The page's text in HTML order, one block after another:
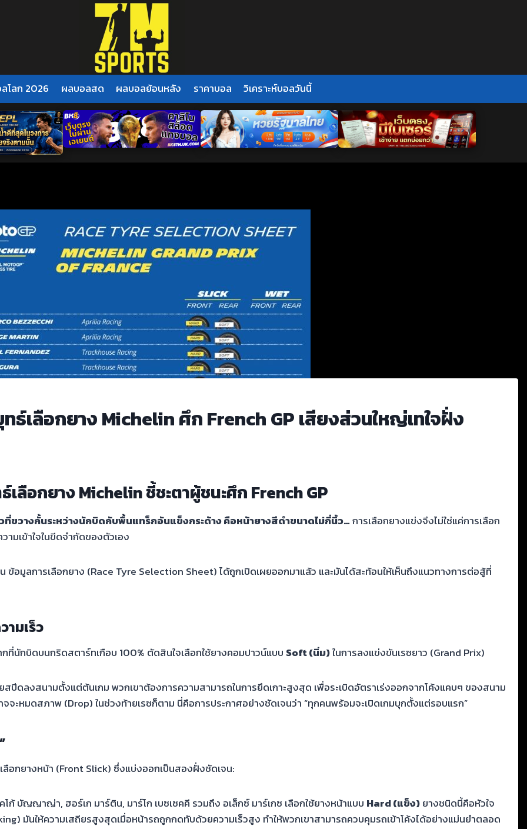
โลก 2026 ผลบอลสด ผลบอลย้อนหลัง ราคาบอล วิเคราะห์บอลวันนี้
ธ์เลือกยาง Michelin ศึก French GP เสียงส่วนใหญ่เทใจฝั่ง
เลือกยาง Michelin ชี้ชะตาผู้ชนะศึก French GP
ที่ขวางกั้นระหว่างนักบิดกับพื้นแทร็กอันแข็งกระด้าง คือหน้ายางสีดำขนาดไม่กี่นิ้ว…การเลือกยางแข่งจึงไม่ใช่แค่การเลือก
ามเข้าใจในขีดจำกัดของตัวเอง
อมูลการเลือกยาง (Race Tyre Selection Sheet) ได้ถูกเปิดเผยออกมาแล้ว และมันได้สะท้อนให้เห็นถึงแนวทางการต่อสู้ที่
มเร็ว
ที่นักบิดบนกริดสตาร์ทเกือบ 100% ตัดสินใจเลือกใช้ยางคอมปาวน์แบบ Soft (นิ่ม)ในการลงแข่งขันเรซยาว (Grand Prix)
ปีดลงสนามตั้งแต่ต้นเกม พวกเขาต้องการความสามารถในการยึดเกาะสูงสุด เพื่อระเบิดอัตราเร่งออกจากโค้งแคบๆ ของสนาม
จะหมดสภาพ (Drop) ในช่วงท้ายเรซก็ตาม นี่คือการประกาศอย่างชัดเจนว่า “ทุกคนพร้อมจะเปิดเกมบุกตั้งแต่รอบแรก”
อกยางหน้า (Front Slick) ซึ่งแบ่งออกเป็นสองฝั่งชัดเจน:
ก้ บัญญาญ่า, ฮอร์เก มาร์ติน, มาร์โก เบซเซคคี รวมถึง อเล็กซ์ มาร์เกซ เลือกใช้ยางหน้าแบบ Hard (แข็ง)ยางชนิดนี้คือหัวใจ
มันให้ความเสถียรสูงสุดเมื่อหน้ารถถูกกดทับด้วยความเร็วสูง ทำให้พวกเขาสามารถควบคุมรถเข้าโค้งได้อย่างแม่นยำตลอด